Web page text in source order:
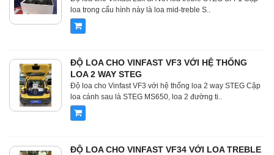
loa trong cấu hình này là loa mid-treble S..
ĐỘ LOA CHO VINFAST VF3 VỚI HỆ THỐNG
LOA 2 WAY STEG
Độ loa cho Vinfast VF3 với hệ thống loa 2 way STEG Cặp
loa cánh sau là STEG MS650, loa 2 đường ti..
ĐỘ LOA CHO VINFAST VF34 VỚI LOA TREBLE